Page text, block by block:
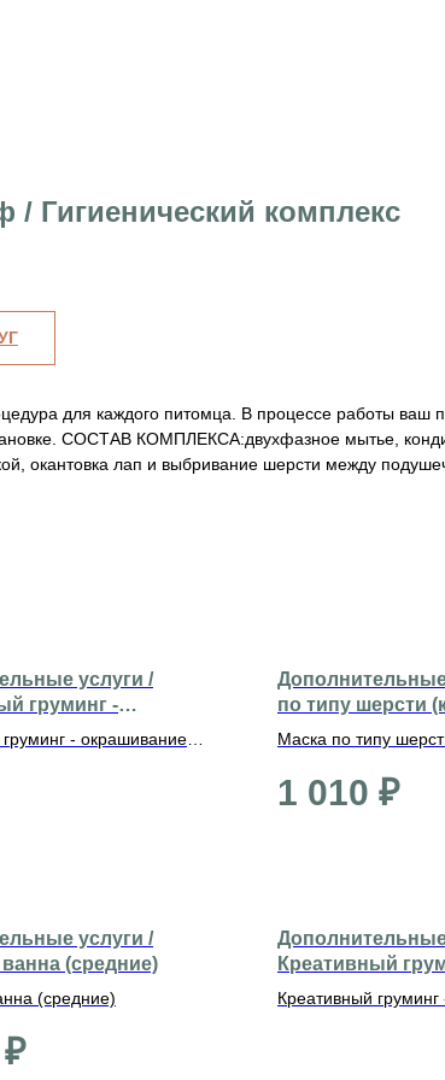
/ Гигиенический комплекс
для каждого питомца. В процессе работы ваш
СОСТАВ КОМПЛЕКСА:двухфазное мытье,
окантовка лап и выбривание шерсти между
услуги /
груминг -
хвоста- окрашивание
по типу шерсти
Маска по типу
1 010 ₽
услуги /
(средние)
(средние)
₽
Дополнительные
Креативный
1500-2500 р.
Креативный